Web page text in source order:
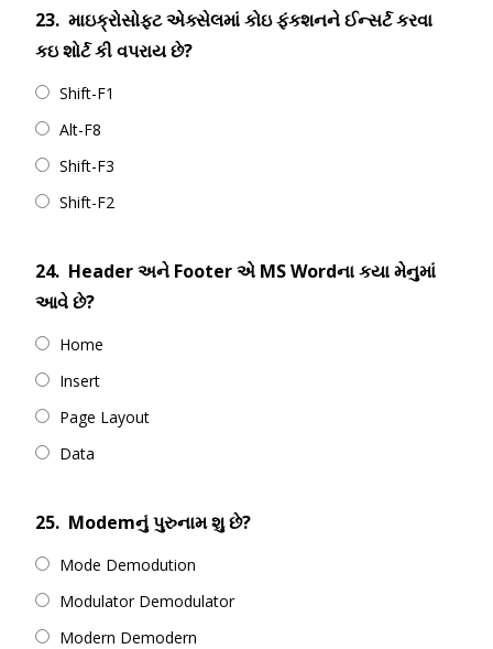
23. માઇક્રોસોફ્ટ એક્સેલમાં કોઇ ફંકશનને ઈન્સર્ટ કરવા
કઇ શોર્ટ કી વપરાય છે?
Shift-F1
Alt-F8
Shift-F3
Shift-F2
24. Header અને Footer એ MS Wordના કયા મેનુમાં
આવે છે?
Home
Insert
Page Layout
Data
25. Modemનું પુરુનામ શુ છે?
Mode Demodution
Modulator Demodulator
Modern Demodern